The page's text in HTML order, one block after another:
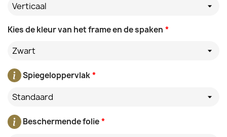
Verticaal
*
Kies de kleur van het frame en de spaken
Zwart
*
Spiegeloppervlak
Standaard
*
Beschermende folie